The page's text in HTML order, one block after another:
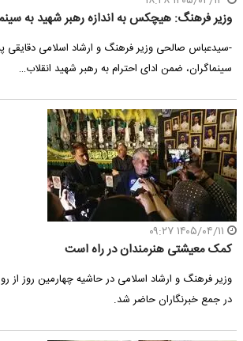
وزیر فرهنگ: هیچکس به اندازه رهبر شهید به
-سیدعباس صالحی وزیر فرهنگ و ارشاد اسلامی دقایقی
سینماگران، ضمن ادای احترام به رهبر شهید انقلاب…
کمک‌ معیشتی هنرمندان در راه است
وزیر فرهنگ و ارشاد اسلامی در حاشیه‌ چهارمین روز از
در جمع خبرنگاران حاضر شد.